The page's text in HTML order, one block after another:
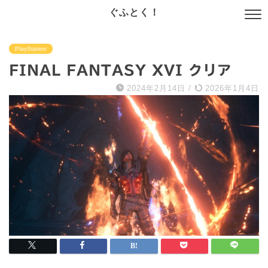
ぐふとく！
PlayStation
FINAL FANTASY XVI クリア
2024年2月14日 / 2026年1月4日